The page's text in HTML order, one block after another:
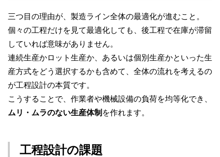
三つ目の理由が、製造ライン全体の最適化が進むこと。
個々の工程だけを見て最適化しても、後工程で在庫が滞留
していれば意味がありません。
連続生産かロット生産か、あるいは個別生産かといった生
産方式をどう選択するかも含めて、全体の流れを考えるの
が工程設計の本質です。
こうすることで、作業者や機械設備の負荷を均等化でき、
ムリ・ムラのない生産体制 を作れます。
工程設計の課題